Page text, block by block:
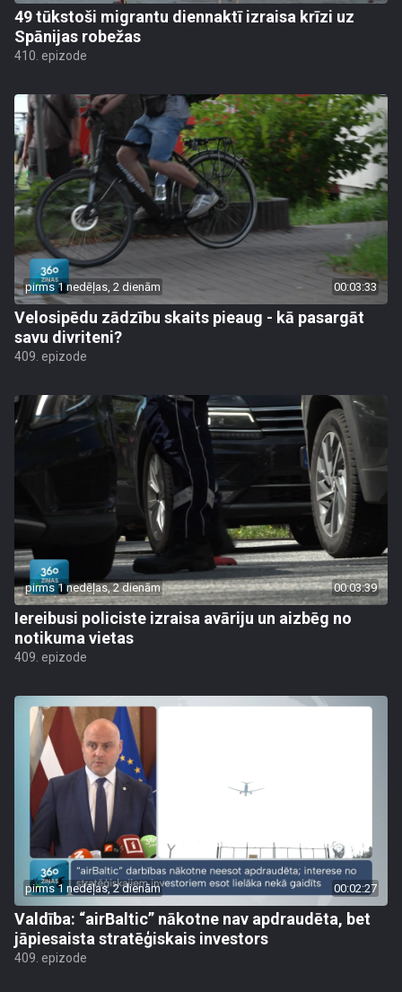
49 tūkstoši migrantu diennaktī izraisa krīzi uz
Spānijas robežas
410. epizode
pirms 1 nedēļas, 2 dienām 00:03:33
Velosipēdu zādzību skaits pieaug - kā pasargāt
savu divriteni?
409. epizode
pirms 1 nedēļas, 2 dienām 00:03:39
Iereibusi policiste izraisa avāriju un aizbēg no
notikuma vietas
409. epizode
pirms 1 nedēļas, 2 dienām 00:02:27
Valdība: “airBaltic” nākotne nav apdraudēta, bet
jāpiesaista stratēģiskais investors
409. epizode